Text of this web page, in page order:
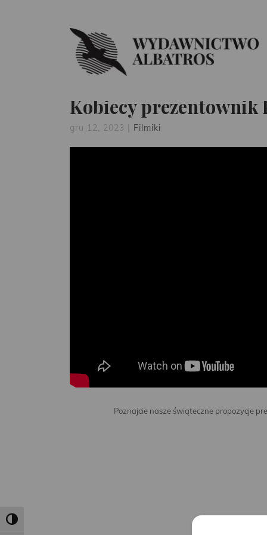
Toggle High Contrast
Kobiecy prezentownik
gru 12, 2023 | Filmiki
Poznajcie nasze świąteczne propozycje